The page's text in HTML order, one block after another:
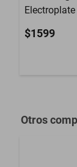
$1599
Otros